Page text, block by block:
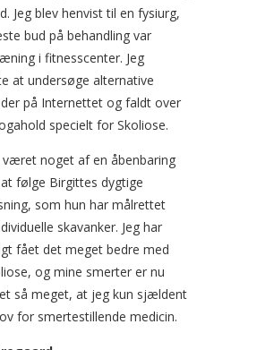
Jeg blev henvist til en fysiurg,
bud på behandling var
i fitnesscenter. Jeg
at undersøge alternative
på Internettet og faldt over
specielt for Skoliose.
været noget af en åbenbaring
følge Birgittes dygtige
som hun har målrettet
skavanker. Jeg har
fået det meget bedre med
og mine smerter er nu
så meget, at jeg kun sjældent
for smertestillende medicin.